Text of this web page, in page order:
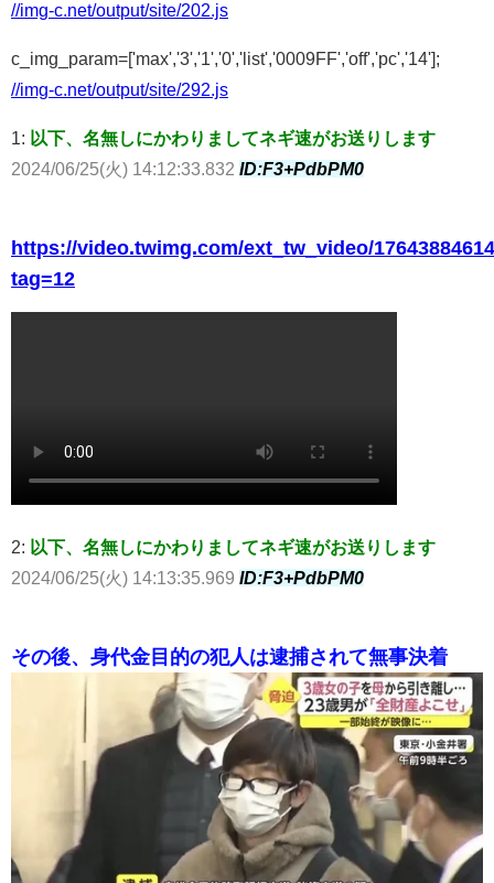
//img-c.net/output/site/202.js
c_img_param=['max','3','1','0','list','0009FF','off','pc','14'];
//img-c.net/output/site/292.js
1: 以下、名無しにかわりましてネギ速がお送りします
2024/06/25(火) 14:12:33.832 ID:F3+PdbPM0
https://video.twimg.com/ext_tw_video/
tag=12
2: 以下、名無しにかわりましてネギ速がお送りします
2024/06/25(火) 14:13:35.969 ID:F3+PdbPM0
その後、身代金目的の犯人は逮捕されて無事決着